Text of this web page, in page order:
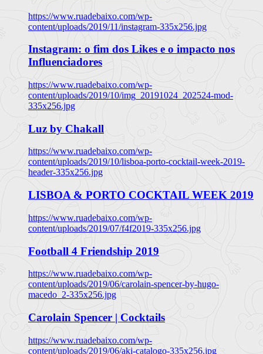
https://www.ruadebaixo.com/wp-
content/uploads/2019/11/instagram-335x256.jpg
Instagram: o fim dos Likes e o impacto nos
Influenciadores
https://www.ruadebaixo.com/wp-
content/uploads/2019/10/img_20191024_202524-mod-
335x256.jpg
Luz by Chakall
https://www.ruadebaixo.com/wp-
content/uploads/2019/10/lisboa-porto-cocktail-week-2019-
header-335x256.jpg
LISBOA & PORTO COCKTAIL WEEK 2019
https://www.ruadebaixo.com/wp-
content/uploads/2019/07/f4f2019-335x256.jpg
Football 4 Friendship 2019
https://www.ruadebaixo.com/wp-
content/uploads/2019/06/carolain-spencer-by-hugo-
macedo_2-335x256.jpg
Carolain Spencer | Cocktails
https://www.ruadebaixo.com/wp-
content/uploads/2019/06/aki-catalogo-335x256.jpg